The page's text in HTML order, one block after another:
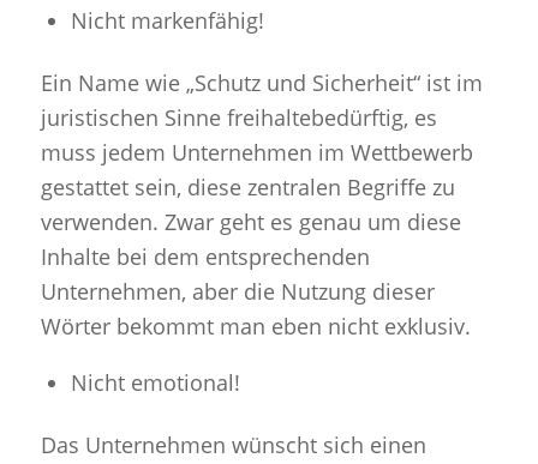
Nicht markenfähig!
Ein Name wie „Schutz und Sicherheit“ ist im
juristischen Sinne freihaltebedürftig, es
muss jedem Unternehmen im Wettbewerb
gestattet sein, diese zentralen Begriffe zu
verwenden. Zwar geht es genau um diese
Inhalte bei dem entsprechenden
Unternehmen, aber die Nutzung dieser
Wörter bekommt man eben nicht exklusiv.
Nicht emotional!
Das Unternehmen wünscht sich einen